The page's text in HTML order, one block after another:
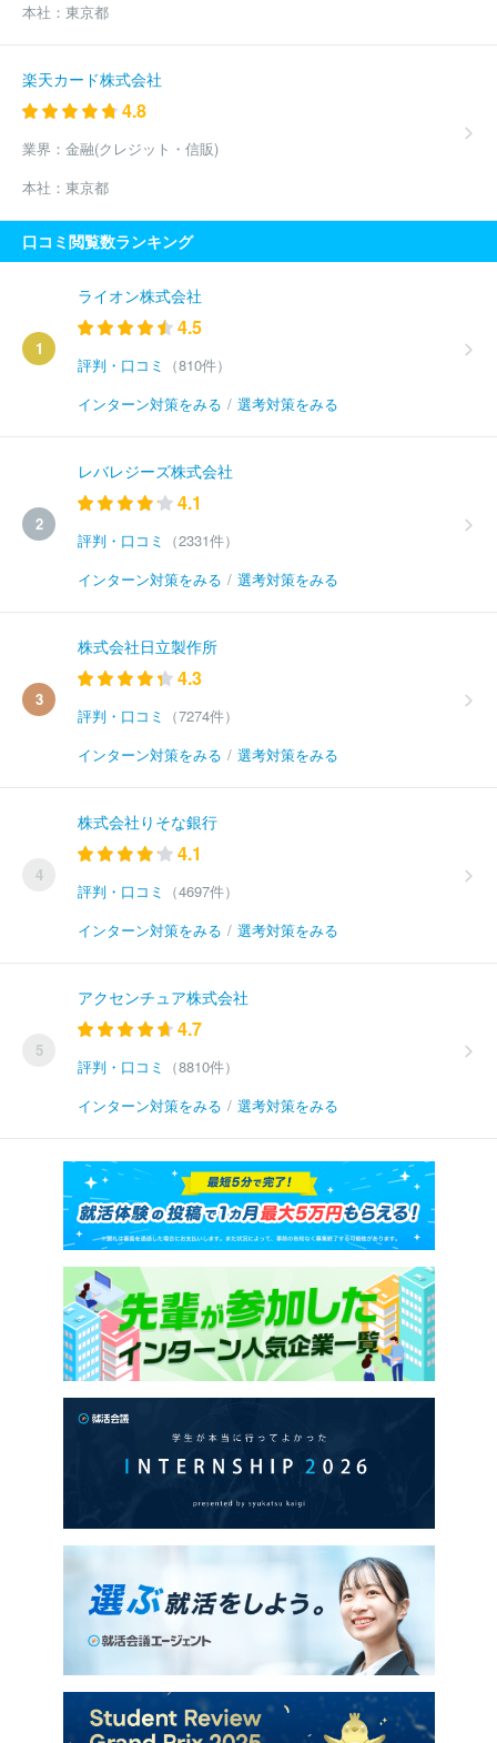
本社： 東京都
楽天カード株式会社
4.8
業界： 金融(クレジット・信販)
本社： 東京都
口コミ閲覧数ランキング
1
ライオン株式会社
4.5
評判・口コミ
（810件）
インターン対策をみる / 選考対策をみる
2
レバレジーズ株式会社
4.1
評判・口コミ
（2331件）
インターン対策をみる / 選考対策をみる
3
株式会社日立製作所
4.3
評判・口コミ
（7274件）
インターン対策をみる / 選考対策をみる
4
株式会社りそな銀行
4.1
評判・口コミ
（4697件）
インターン対策をみる / 選考対策をみる
5
アクセンチュア株式会社
4.7
評判・口コミ
（8810件）
インターン対策をみる / 選考対策をみる